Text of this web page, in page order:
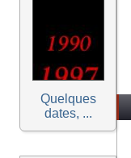
Quelques
dates, ...